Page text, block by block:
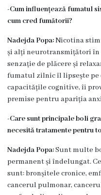
familie
nr.1
Secţia
medicina
de
familie
nr.2
Consultativ
Specializat
Centrul
medicilor
de
familie
-Cum influențează fumatul
cum cred fumătorii?
Nadejda Popa:Nicotina
și alți neurotransmițători în
senzație de plăcere și
fumatul zilnic îl lipsește pe
capacitățile cognitive, îi
premise pentru apariția
-Care sunt principale boli
necesită tratamente pentru
Nadejda Popa:Sunt multe
permanent și îndelungat.
sunt: bronșitele cronice,
cancerul pulmonar,